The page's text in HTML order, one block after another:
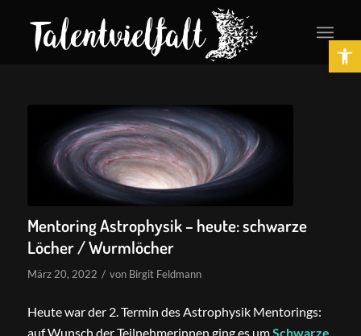
Mentoring Astrophysik – heute: schwarze
Löcher / Wurmlöcher
März 20, 2022 / von Birgit Feldmann
Heute war der 2. Termin des Astrophysik Mentorings:
auf Wunsch der Teilnehmerinnen ging es umSchwarze